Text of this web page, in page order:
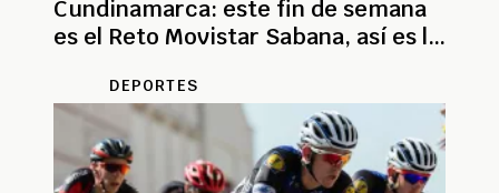
Cundinamarca: este fin de semana
es el Reto Movistar Sabana, así es la
DEPORTES